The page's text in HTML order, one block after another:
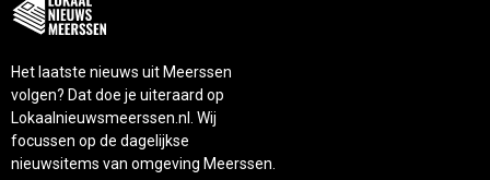
Het laatste nieuws uit Meerssen
volgen? Dat doe je uiteraard op
Lokaalnieuwsmeerssen.nl. Wij
focussen op de dagelijkse
nieuwsitems van omgeving Meerssen.